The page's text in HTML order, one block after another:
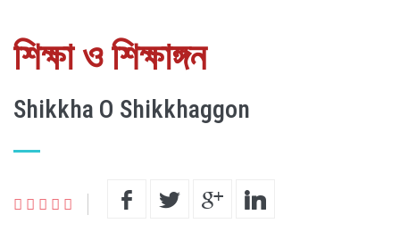
শিক্ষা ও শিক্ষাঙ্গন
Shikkha O Shikkhaggon